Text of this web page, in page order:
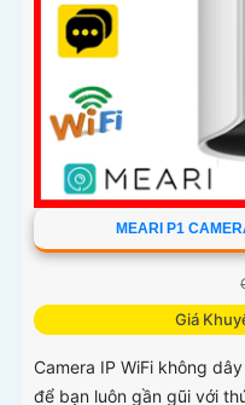
MEARI P1
Giá
Camera IP WiFi không
để bạn luôn gần gũi với